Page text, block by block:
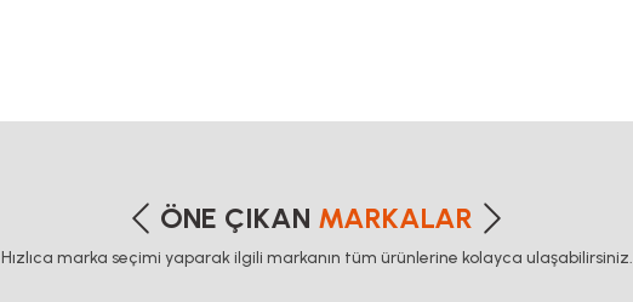
ÖNE ÇIKAN MARKALAR
Hızlıca marka seçimi yaparak ilgili markanın tüm ürünlerine kolayca ulaşabilirsiniz.